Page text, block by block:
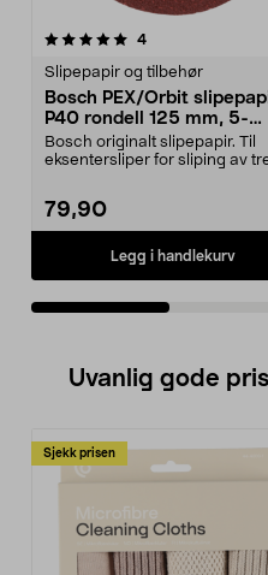
4anmeldelser
Slipepapir og tilbehør
Bosch PEX/Orbit
P40 rondell 125 mm, 5-
pakning
Bosch originalt slipepapir. Til
eksentersliper for sliping av
79,90
Legg i handlekurv
5.0av 5 stjerner
Uvanlig gode
Sjekk prisen